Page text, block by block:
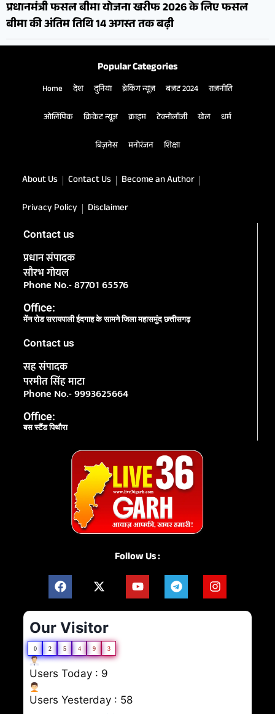
प्रधानमंत्री फसल बीमा योजना खरीफ 2026 के लिए फसल
बीमा की अंतिम तिथि 14 अगस्त तक बढ़ी
Popular Categories
Home देश दुनिया ब्रेकिंग न्यूज़ बजट 2024 राजनीति
ओलिंपिक क्रिकेट न्यूज़ क्राइम टेक्नोलॉजी खेल धर्म
बिज़नेस मनोरंजन शिक्षा
About Us Contact Us
Become an Author
Privacy Policy
Disclaimer
Contact us
प्रधान संपादक
सौरभ गोयल
Phone No.- 87701 65576
Office:
मेंन रोड सरायपाली ईदगाह के सामने जिला महासमुंद छत्तीसगढ़
Contact us
सह संपादक
परमीत सिंह माटा
Phone No.- 9993625664
Office:
बस स्टैंड पिथौरा
Follow Us :
Our Visitor
0 2 5 4 9 3
Users Today : 9
Users Yesterday : 58